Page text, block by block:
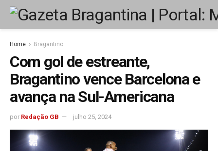
Home Bragantino
Com gol de estreante,
Bragantino vence Barcelona e
avança na Sul-Americana
por Redação GB julho 25, 2024